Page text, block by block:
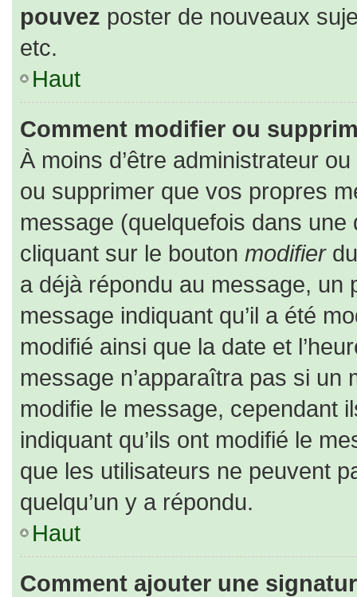
pouvez poster de nouveaux
etc.
Haut
Comment modifier ou
À moins d’être administrateur
ou supprimer que vos propres
message (quelquefois dans
cliquant sur le bouton modifierdu
a déjà répondu au message, un
message indiquant qu’il a été
modifié ainsi que la date et
message n’apparaîtra pas si
modifie le message, cependant
indiquant qu’ils ont modifié le
que les utilisateurs ne peuvent
quelqu’un y a répondu.
Haut
Comment ajouter une